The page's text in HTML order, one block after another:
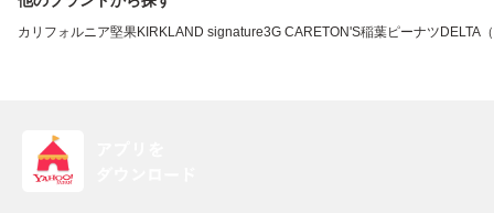
カリフォルニア堅果KIRKLAND signature3G CARETON'S稲葉ピーナツ DELTA